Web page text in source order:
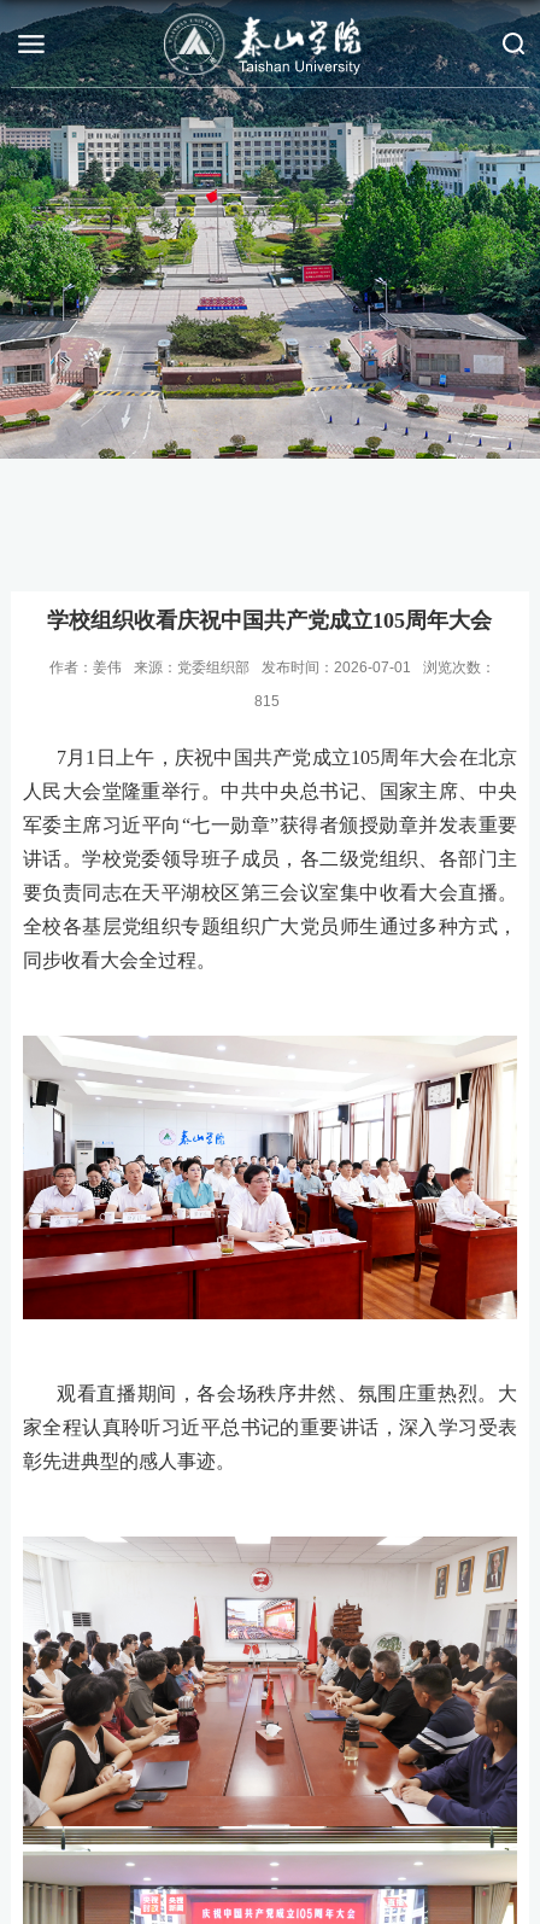
学校组织收看庆祝中国共产党成立105周年大会
作者：姜伟 来源：党委组织部 发布时间：2026-07-01
浏览次数：
815
7月1日上午，庆祝中国共产党成立105周年大会在北京
人民大会堂隆重举行。中共中央总书记、国家主席、中央
军委主席习近平向“七一勋章”获得者颁授勋章并发表重要
讲话。学校党委领导班子成员，各二级党组织、各部门主
要负责同志在天平湖校区第三会议室集中收看大会直播。
全校各基层党组织专题组织广大党员师生通过多种方式，
同步收看大会全过程。
观看直播期间，各会场秩序井然、氛围庄重热烈。大
家全程认真聆听习近平总书记的重要讲话，深入学习受表
彰先进典型的感人事迹。